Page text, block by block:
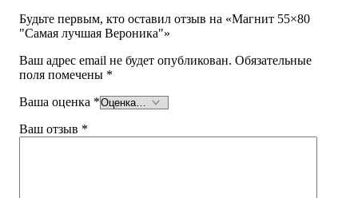
Будьте первым, кто оставил отзыв на «Магнит 55×80
"Самая лучшая Вероника"»
Ваш адрес email не будет опубликован. Обязательные
поля помечены *
Ваша оценка *
Ваш отзыв *